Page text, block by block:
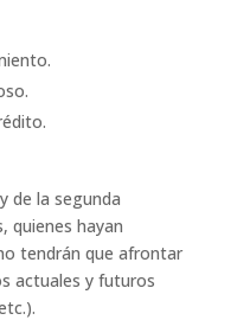
de la segunda
quienes hayan
tendrán que afrontar
actuales y futuros